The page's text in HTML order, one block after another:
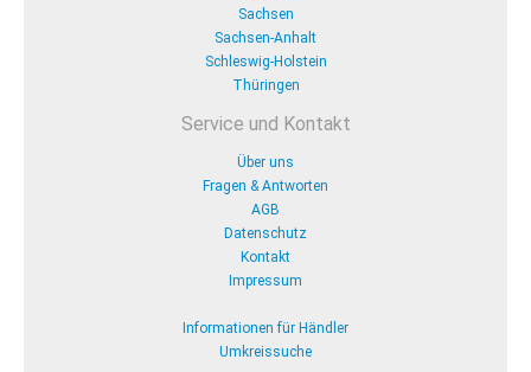
Sachsen
Sachsen-Anhalt
Schleswig-Holstein
Thüringen
Service und Kontakt
Über uns
Fragen & Antworten
AGB
Datenschutz
Kontakt
Impressum
Informationen für Händler
Umkreissuche